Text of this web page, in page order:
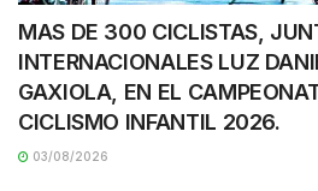
MAS DE 300 CICLISTAS,
INTERNACIONALES LUZ
GAXIOLA, EN EL
CICLISMO INFANTIL 2026.
03/08/2026